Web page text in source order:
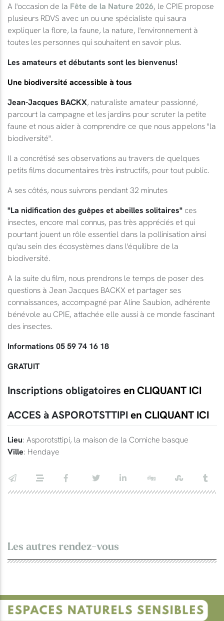
A l'occasion de la Fête de la Nature 2026, le CPIE propose
plusieurs RDVS avec un ou une spécialiste qui saura
expliquer la flore, la faune, la nature, l'environnement à
toutes les personnes qui souhaitent en savoir plus.
Les amateurs et débutants sont les bienvenus!
Une biodiversité accessible à tous
Jean-Jacques BACKX, naturaliste amateur passionné,
parcourt la campagne et les jardins pour scruter la petite
faune et nous aider à comprendre ce que nous appelons "la
biodiversité".
Il a concrétisé ses observations au travers de quelques
petits films documentaires très instructifs, pour tout public.
A ses côtés, nous suivrons pendant 32 minutes
"La nidification des guêpes et abeilles solitaires" ces
insectes, encore mal connus, pas très appréciés et qui
pourtant jouent un rôle essentiel dans la pollinisation ainsi
qu'au sein des écosystèmes dans l'équilibre de la
biodiversité.
A la suite du film, nous prendrons le temps de poser des
questions à Jean Jacques BACKX et partager ses
connaissances, accompagné par Aline Saubion, adhérente
bénévole au CPIE, attachée elle aussi à ce monde fascinant
des insectes.
Informations 05 59 74 16 18
GRATUIT
Inscriptions obligatoires enCLIQUANT ICI
ACCES à ASPOROTSTTIPI en CLIQUANT ICI
Lieu: Asporotsttipi, la maison de la Corniche basque
Ville: Hendaye
Les autres rendez-vous